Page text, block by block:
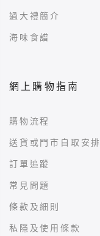
過大禮簡介
海味食譜
網上購物指南
購物流程
送貨或門市自取安排
訂單追蹤
常見問題
條款及細則
私隱及使用條款